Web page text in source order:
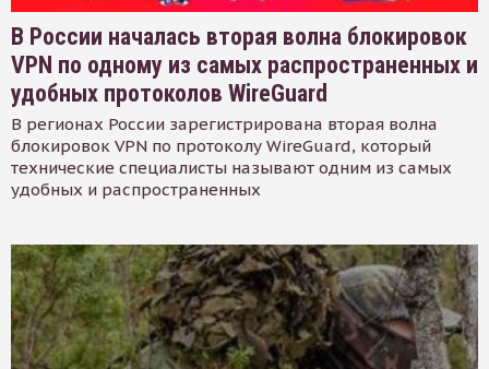
В России началась вторая волна блокировок
VPN по одному из самых распространенных и
удобных протоколов WireGuard
В регионах России зарегистрирована вторая волна
блокировок VPN по протоколу WireGuard, который
технические специалисты называют одним из самых
удобных и распространенных